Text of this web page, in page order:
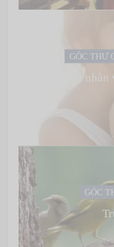
GÓC THƯ
Hôn
GÓC